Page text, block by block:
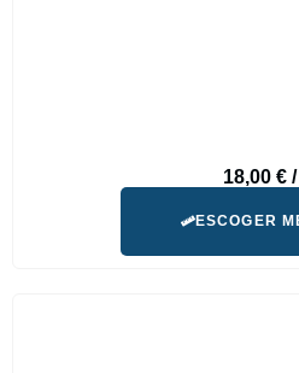
18,00 €/
ESCOGER